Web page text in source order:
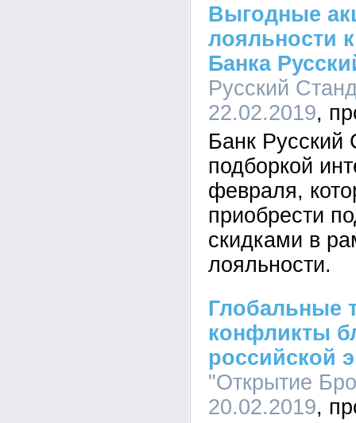
Выгодные
лояльности
Банка
Русский
22.02.2019
Банк Русский
подборкой
февраля,
приобрести
скидками в
лояльности.
Глобальные
конфликты
российской
"Открытие
20.02.2019